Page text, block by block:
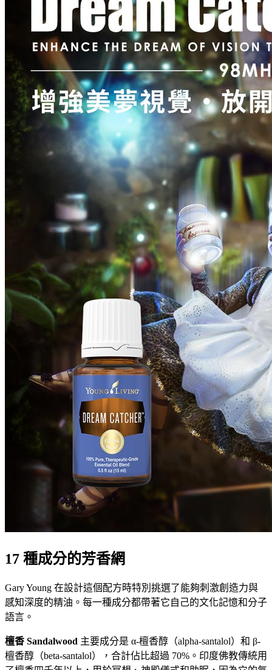
17 種成分的芳香網
Gary Young 在設計這個配方時特別挑選了能夠刺激創造力與
感知深度的精油。每一種成分都帶著它自己的文化記憶和分子
語言。
檀香 Sandalwood 主要成分是 α-檀香醇（alpha-santalol）和 β-
檀香醇（beta-santalol），合計佔比超過 70%。印度佛教傳統用